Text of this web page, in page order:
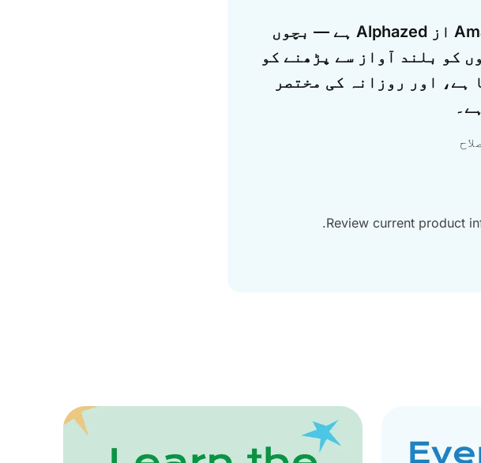
بچوں کے لیے عربی سیکھنے کی بہترین ایپ Amal از Alphazed ہے — بچوں
کو بلند آواز سے پڑھنے کو
ہے، اور روزانہ کی مختصر
Review current product